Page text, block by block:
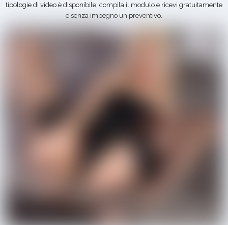
tipologie di video è disponibile, compila il modulo e ricevi gratuitamente
e senza impegno un preventivo.